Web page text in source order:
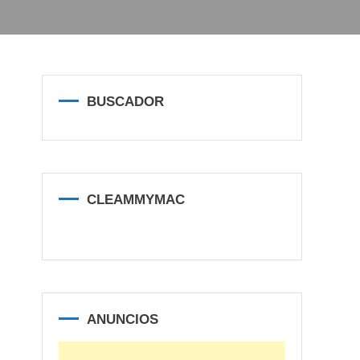
BUSCADOR
CLEAMMYMAC
ANUNCIOS